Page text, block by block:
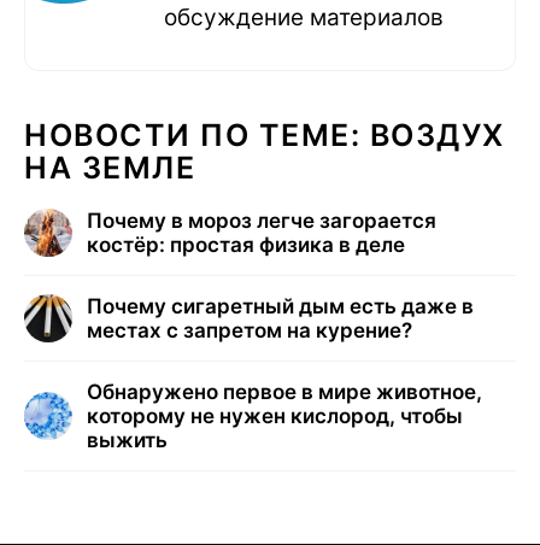
обсуждение материалов
НОВОСТИ ПО ТЕМЕ: ВОЗДУХ
НА ЗЕМЛЕ
Почему в мороз легче загорается
костёр: простая физика в деле
Почему сигаретный дым есть даже в
местах с запретом на курение?
Обнаружено первое в мире животное,
которому не нужен кислород, чтобы
выжить